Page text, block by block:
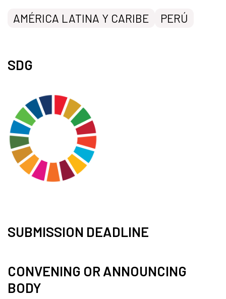
AMÉRICA LATINA Y CARIBE PERÚ
SDG
SUBMISSION DEADLINE
CONVENING OR ANNOUNCING
BODY